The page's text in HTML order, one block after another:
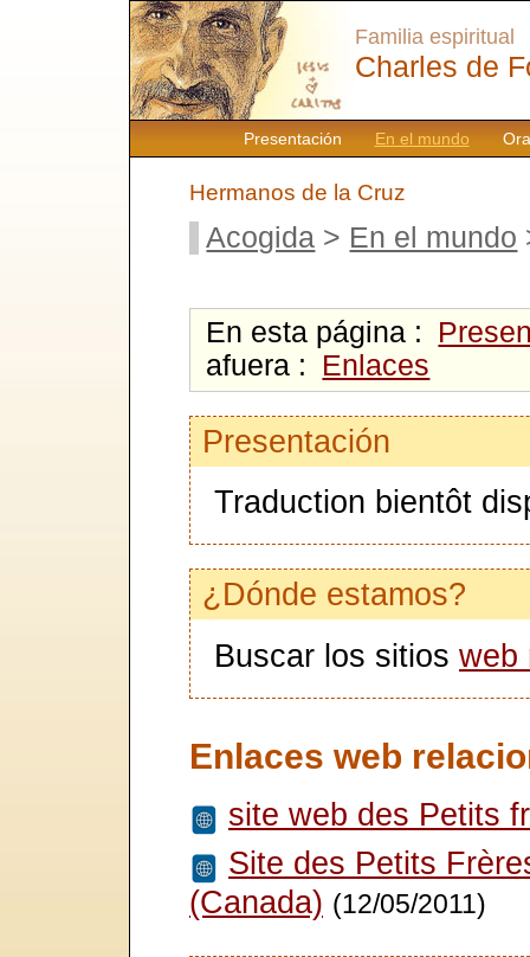
Presentación En el mundo
Familia espiritual
Charles de
Hermanos de la Cruz
Acogida > En el mundo
En esta página :
afuera :
Enlaces
Presentación
Traduction bientôt
¿Dónde estamos?
Buscar los sitios web
Enlaces web
site web des Petits
Site des Petits
(Canada) (12/05/2011)